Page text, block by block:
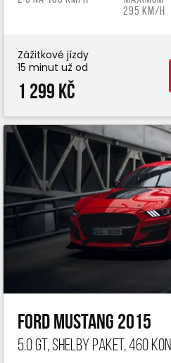
295 km/h
Zážitkové jízdy
15 minut už od
1 299 Kč
Ford Mustang 2015
5.0 GT, Shelby paket, 460 koní